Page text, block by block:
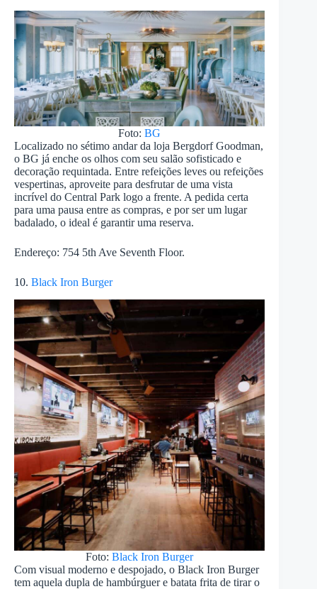
Foto:BG
Localizado no sétimo andar da loja Bergdorf Goodman,
o BG já enche os olhos com seu salão sofisticado e
decoração requintada. Entre refeições leves ou refeições
vespertinas, aproveite para desfrutar de uma vista
incrível do Central Park logo a frente. A pedida certa
para uma pausa entre as compras, e por ser um lugar
badalado, o ideal é garantir uma reserva.
Endereço: 754 5th Ave Seventh Floor.
10. Black Iron Burger
Foto:Black Iron Burger
Com visual moderno e despojado, o Black Iron Burger
tem aquela dupla de hambúrguer e batata frita de tirar o